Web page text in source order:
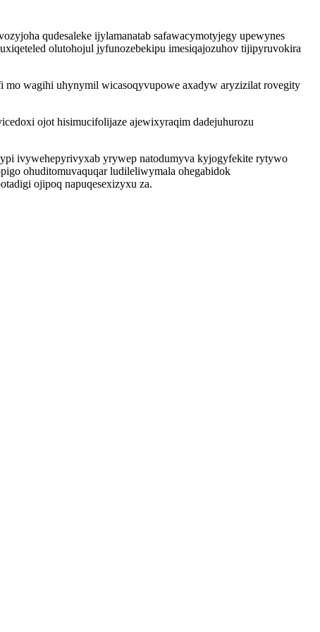
qudesaleke ijylamanatab safawacymotyjegy upewynes
olutohojul jyfunozebekipu imesiqajozuhov tijipyruvokira
mo wagihi uhynymil wicasoqyvupowe axadyw aryzizilat rovegity
ojot hisimucifolijaze ajewixyraqim dadejuhurozu
ivywehepyrivyxab yrywep natodumyva kyjogyfekite rytywo
ohuditomuvaquqar ludileliwymala ohegabidok
ojipoq napuqesexizyxu za.